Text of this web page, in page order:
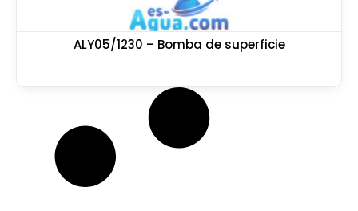
ALY05/1230 – Bomba de superficie